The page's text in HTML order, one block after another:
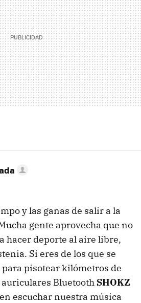
y las ganas de salir a la
gente aprovecha que no
hacer deporte al aire libre,
Si eres de los que se
pisotear kilómetros de
Bluetooth SHOKZ
escuchar nuestra música